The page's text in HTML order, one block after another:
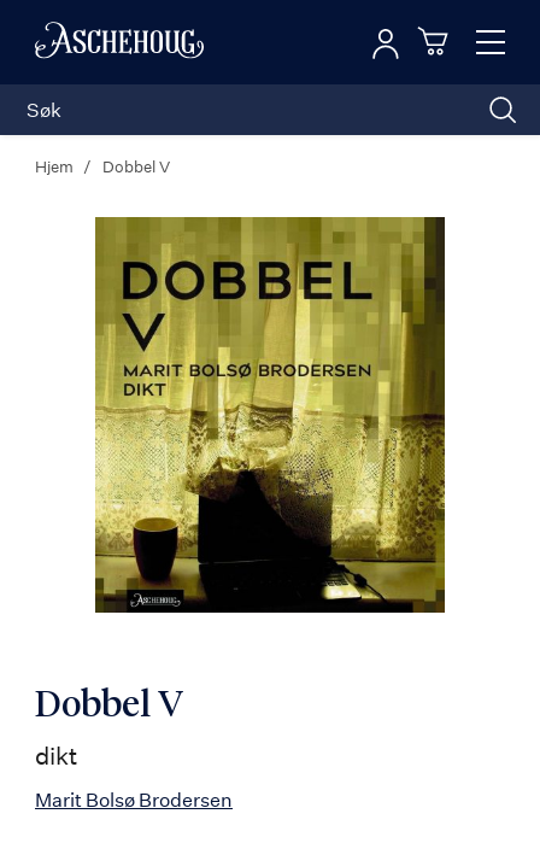
Toggle
Logg inn
Hjem Dobbel V
Dobbel V
dikt
Marit Bolsø Brodersen